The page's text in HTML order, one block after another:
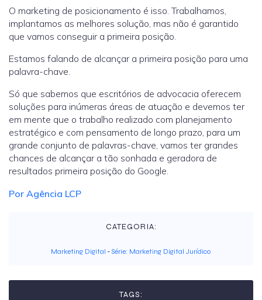
O marketing de posicionamento é isso. Trabalhamos,
implantamos as melhores solução, mas não é garantido
que vamos conseguir a primeira posição.
Estamos falando de alcançar a primeira posição para uma
palavra-chave.
Só que sabemos que escritórios de advocacia oferecem
soluções para inúmeras áreas de atuação e devemos ter
em mente que o trabalho realizado com planejamento
estratégico e com pensamento de longo prazo, para um
grande conjunto de palavras-chave, vamos ter grandes
chances de alcançar a tão sonhada e geradora de
resultados primeira posição do Google.
Por Agência LCP
CATEGORIA:
Marketing Digital -Série: Marketing Digital Jurídico
TAGS: